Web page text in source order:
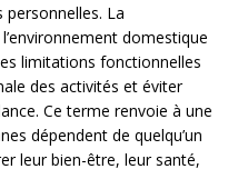
personnelles. La
domestique
limitations fonctionnelles
des activités et éviter
Ce terme renvoie à une
dépendent de quelqu’un
leur bien-être, leur santé,